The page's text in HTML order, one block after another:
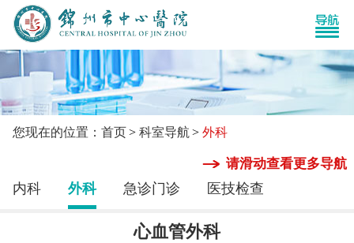
您现在的位置：首页 科室导航 外科
请滑动查看更多导航
内科 外科 急诊门诊 医技检查
心血管外科